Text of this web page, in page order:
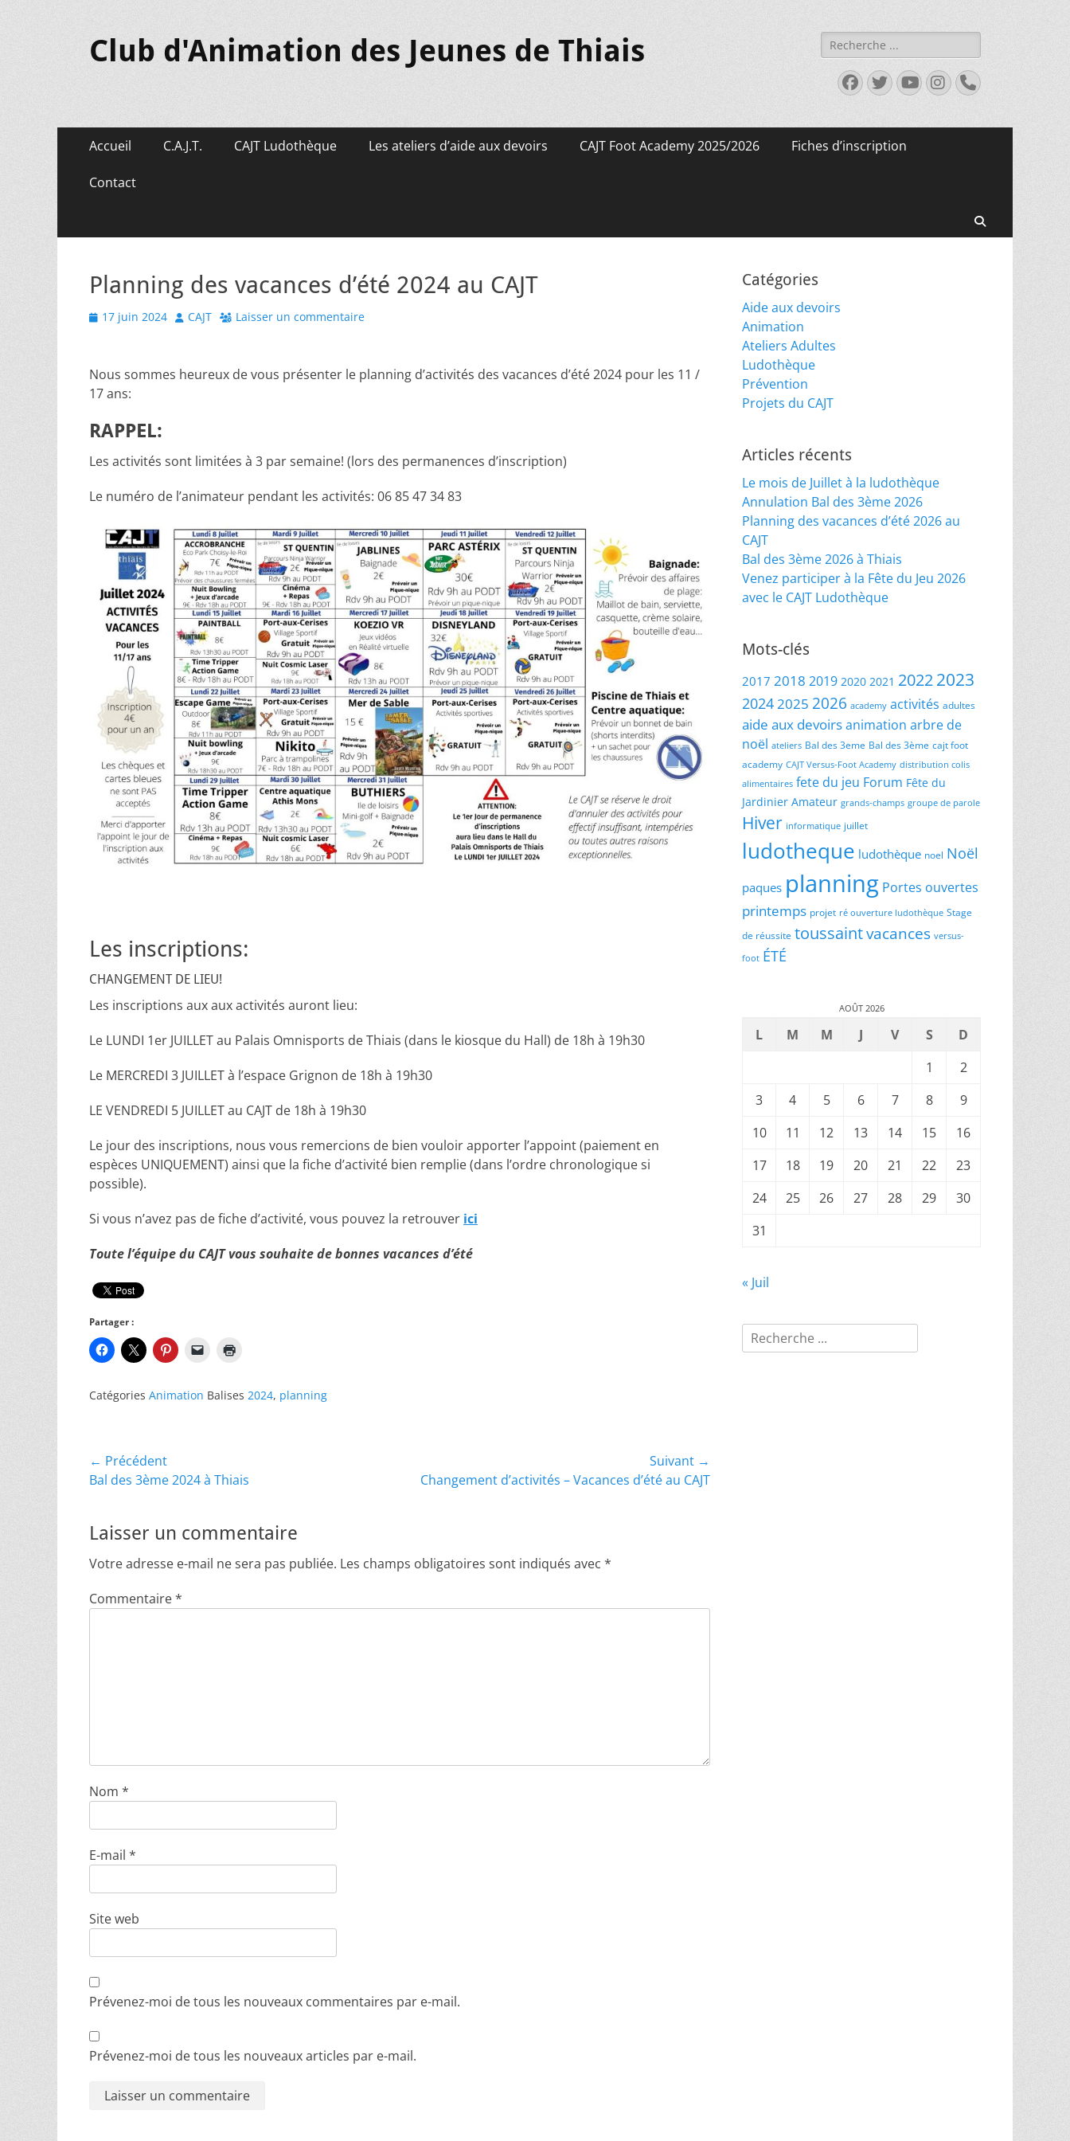
Club d'Animation des Jeunes de Thiais Rechercher :
Facebook
Twitter
YouTube
Instagram
Tél
Menu
contenu
Accueil C.A.J.T. CAJT Ludothèque Les ateliers d’aide aux devoirs CAJT Foot Academy 2025/2026 Fiches d’inscription
Contact
Planning des vacances d’été 2024 au CAJT
Posted
17 juin 2024 Author
CAJT Laisser un commentaire
Nous sommes heureux de vous présenter le planning d’activités des vacances d’été 2024 pour les 11 /
17 ans:
RAPPEL:
Les activités sont limitées à 3 par semaine! (lors des permanences d’inscription)
Le numéro de l’animateur pendant les activités: 06 85 47 34 83
Les inscriptions:
CHANGEMENT DE LIEU!
Les inscriptions aux aux activités auront lieu:
Le LUNDI 1er JUILLET au Palais Omnisports de Thiais (dans le kiosque du Hall) de 18h à 19h30
Le MERCREDI 3 JUILLET à l’espace Grignon de 18h à 19h30
LE VENDREDI 5 JUILLET au CAJT de 18h à 19h30
Le jour des inscriptions, nous vous remercions de bien vouloir apporter l’appoint (paiement en
espèces UNIQUEMENT) ainsi que la fiche d’activité bien remplie (dans l’ordre chronologique si
possible).
Si vous n’avez pas de fiche d’activité, vous pouvez la retrouver ici
Toute l’équipe du CAJT vous souhaite de bonnes vacances d’été
Partager :
Catégories Animation Balises 2024, planning
Navigation
de
l’article
← Précédent
Article
Bal des 3ème 2024 à Thiais
Suivant →
ArticleChangement d’activités – Vacances d’été au CAJT
Laisser un commentaire
Votre adresse e-mail ne sera pas publiée. Les champs obligatoires sont indiqués avec *
Commentaire*
Nom *
E-mail *
Site web
Prévenez-moi de tous les nouveaux commentaires par e-mail.
Prévenez-moi de tous les nouveaux articles par e-mail.
Catégories
Aide aux devoirs
Animation
Ateliers Adultes
Ludothèque
Prévention
Projets du CAJT
Articles récents
Le mois de Juillet à la ludothèque
Annulation Bal des 3ème 2026
Planning des vacances d’été 2026 au
CAJT
Bal des 3ème 2026 à Thiais
Venez participer à la Fête du Jeu 2026
avec le CAJT Ludothèque
Mots-clés
2017 2018 2019 2020 2021 20222023
20242025 2026 academy activités adultes
aide aux devoirsanimation arbre de
noël ateliers Bal des 3eme Bal des 3ème cajt foot
academy CAJT Versus-Foot Academy distribution colis
alimentaires fete du jeu Forum Fête du
Jardinier Amateur grands-champs groupe de parole
Hiver informatique juillet
ludotheque ludothèque noel Noël
paques planning Portes ouvertes
printemps projet ré ouverture ludothèque Stage
de réussite toussaintvacances versus-
foot ÉTÉ
AOÛT 2026
L M M J V S
D
1
2
3
4 5 6 7 8
9
10
11 12 13 14 15
16
17
18 19 20 21 22
23
24
25 26 27 28 29
30
31
« Juil
Rechercher :